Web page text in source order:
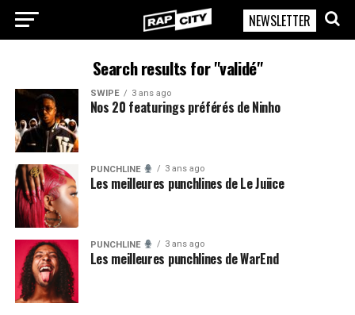
RapCity
NEWSLETTER
Search results for "validé"
SWIPE 3 ans ago
Nos 20 featurings préférés de Ninho
PUNCHLINE 3 ans ago
Les meilleures punchlines de Le Juiice
PUNCHLINE 3 ans ago
Les meilleures punchlines de WarEnd